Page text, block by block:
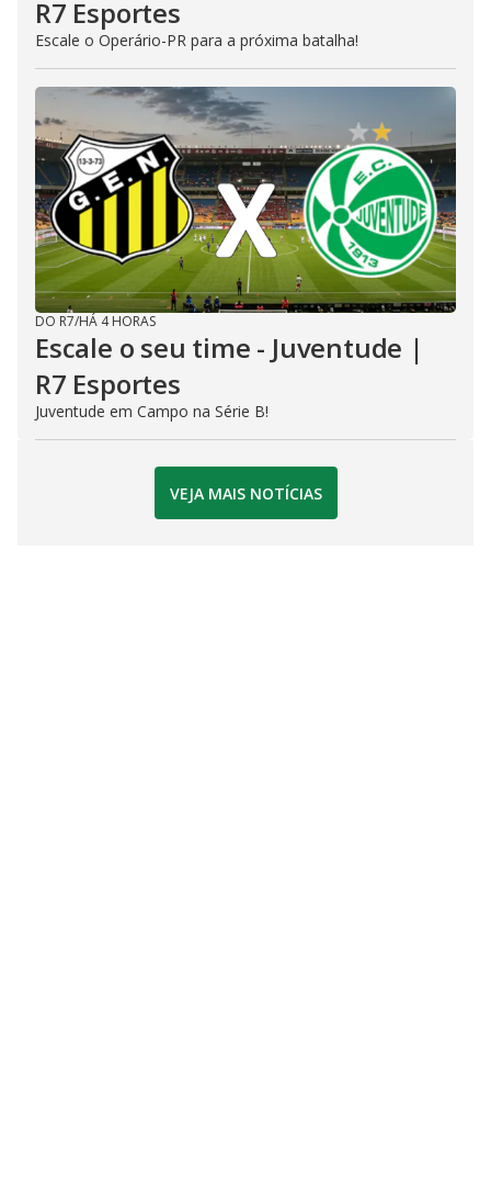
R7 Esportes
Escale o Operário-PR para a próxima batalha!
DO R7/HÁ 4 HORAS
Escale o seu time - Juventude |
R7 Esportes
Juventude em Campo na Série B!
VEJA MAIS NOTÍCIAS